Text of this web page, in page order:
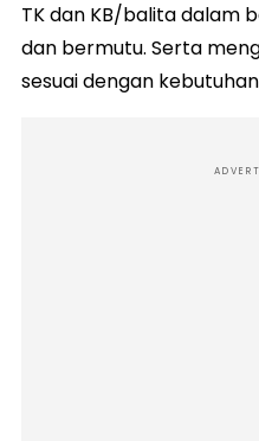
TK dan KB/balita dalam
dan bermutu. Serta
sesuai dengan